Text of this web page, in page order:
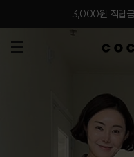
3,000원 적립금